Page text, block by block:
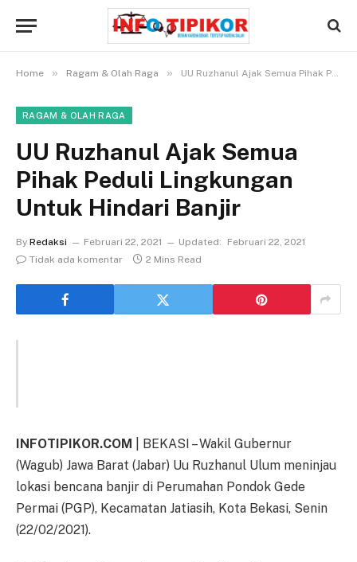
Home » Ragam & Olah Raga » UU Ruzhanul Ajak Semua Pihak Peduli Lingkungan Untuk Hindari Banjir
RAGAM & OLAH RAGA
UU Ruzhanul Ajak Semua
Pihak Peduli Lingkungan
Untuk Hindari Banjir
By Redaksi Februari 22, 2021 Updated:
Februari 22, 2021
Tidak ada komentar
2 Mins Read
INFOTIPIKOR.COM
| BEKASI – Wakil Gubernur
(Wagub) Jawa Barat (Jabar) Uu Ruzhanul Ulum meninjau
lokasi bencana banjir di Perumahan Pondok Gede
Permai (PGP), Kecamatan Jatiasih, Kota Bekasi, Senin
(22/02/2021).